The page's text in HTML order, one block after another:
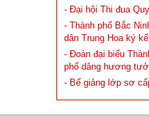
- Đại hội Thi đua
- Thành phố Bắc
dân Trung Hoa ký
- Đoàn đại biểu
phố dâng hương
- Bế giảng lớp sơ